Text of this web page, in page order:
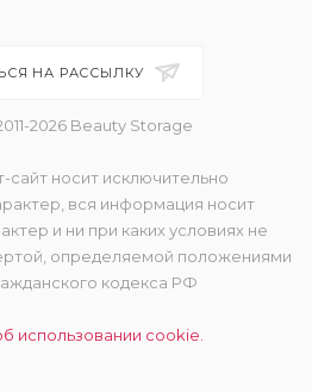
НА РАССЫЛКУ
2026 Beauty Storage
сайт носит исключительно
вся информация носит
и ни при каких условиях не
определяемой положениями
кодекса РФ
использовании cookie.